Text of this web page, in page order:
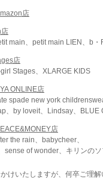
店
main、petit main LIEN、b・
店
Stages、XLARGE KIDS
ONLINE店
spade new york
、by loveit、Lindsay、BLUE
店
the rain、babycheer、
sense of wonder、キリンのソ
けいたしますが、何卒ご理解